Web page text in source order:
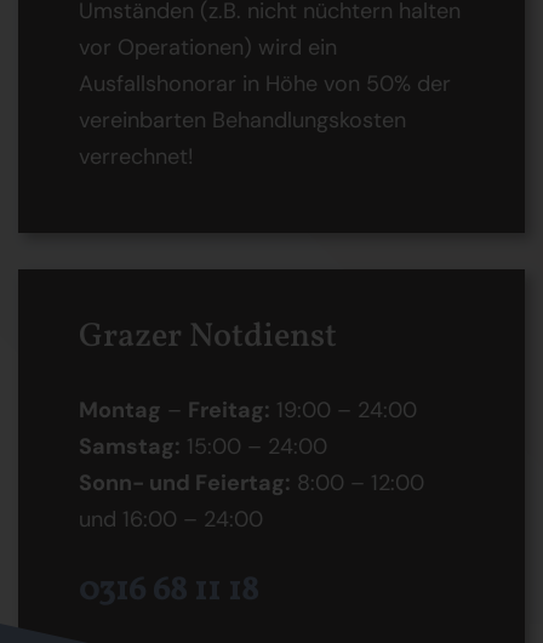
Umständen (z.B. nicht nüchtern halten
vor Operationen) wird ein
Ausfallshonorar in Höhe von 50% der
vereinbarten Behandlungskosten
verrechnet!
Grazer Notdienst
Montag – Freitag: 19:00 – 24:00
Samstag: 15:00 – 24:00
Sonn- und Feiertag: 8:00 – 12:00
und 16:00 – 24:00
0316 68 11 18